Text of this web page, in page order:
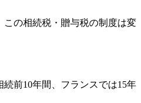
の相続税・贈与税の制度は変
前10年間、フランスでは15年